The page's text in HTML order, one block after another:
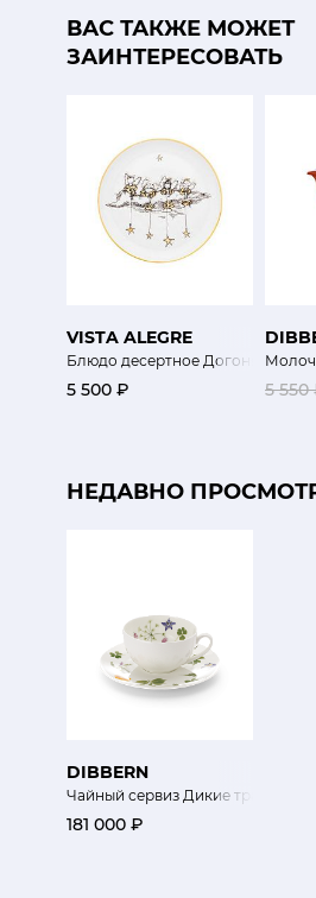
ВАС ТАКЖЕ МОЖЕТ
ЗАИНТЕРЕСОВАТЬ
VISTA ALEGRE
Блюдо десертное Догоняя
5 500 ₽ 5 550
НЕДАВНО
DIBBERN
Чайный сервиз Дикие травы
181 000 ₽